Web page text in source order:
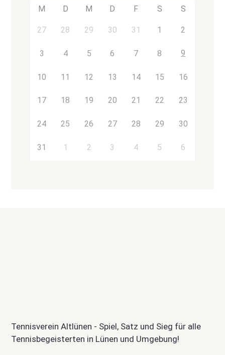
M D M D F S S
27 28 29 30 31 1 2
3 4 5 6 7 8 9
10 11 12 13 14 15 16
17 18 19 20 21 22 23
24 25 26 27 28 29 30
31 1 2 3 4 5 6
Tennisverein Altlünen - Spiel, Satz und Sieg für alle
Tennisbegeisterten in Lünen und Umgebung!